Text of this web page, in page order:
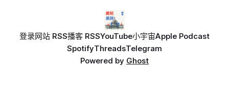
登录网站 RSS播客 RSSYouTube小宇宙Apple Podcast
SpotifyThreadsTelegram
Powered by Ghost